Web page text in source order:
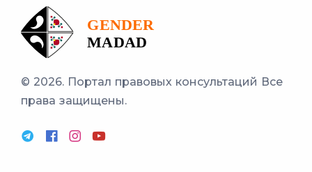
© 2026. Портал правовых консультаций Все
права защищены.